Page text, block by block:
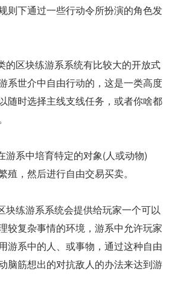
则下通过一些行动令所扮演的角色发
区块练游系系统有比较大的开放式
系世介中自由行动的，这是一类高度
随时选择主线支线任务，或者你啥都
系中培育特定的对象(人或动物)
殖，然后进行自由交易买卖。
练游系系统会提供给玩家一个可以
较复杂事情的环境，游系中允许玩家
游系中的人、或事物，通过这种自由
脑筋想出的对抗敌人的办法来达到游